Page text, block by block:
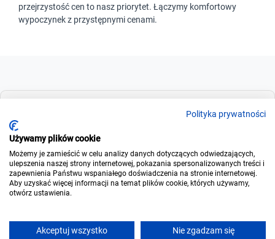
przejrzystość cen to nasz priorytet. Łączymy komfortowy
wypoczynek z przystępnymi cenami.
Dla wynajmujących
Polityka prywatności
Używamy plików cookie
Możemy je zamieścić w celu analizy danych dotyczących odwiedzających,
ulepszenia naszej strony internetowej, pokazania spersonalizowanych treści i
zapewnienia Państwu wspaniałego doświadczenia na stronie internetowej.
Aby uzyskać więcej informacji na temat plików cookie, których używamy,
otwórz ustawienia.
Akceptuj wszystko Nie zgadzam się